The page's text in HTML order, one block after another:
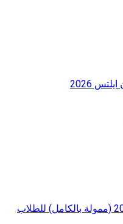
سعود 2026 (ممولة بالكامل) للطلاب